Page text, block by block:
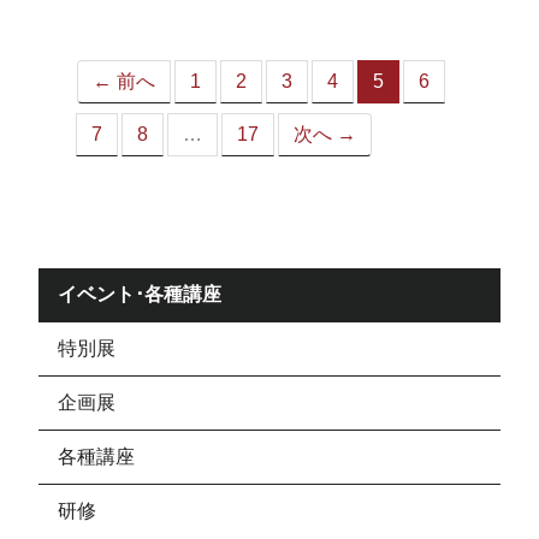
← 前へ 1 2 3 4 5
（こ
6
7 8 … 17 次へ →
イベント･各種講座
特別展
企画展
各種講座
研修